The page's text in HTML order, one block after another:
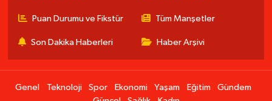
Puan Durumu ve Fikstür Tüm Manşetler
Son Dakika Haberleri Haber Arşivi
Genel Teknoloji Spor Ekonomi Yaşam Eğitim
Gündem